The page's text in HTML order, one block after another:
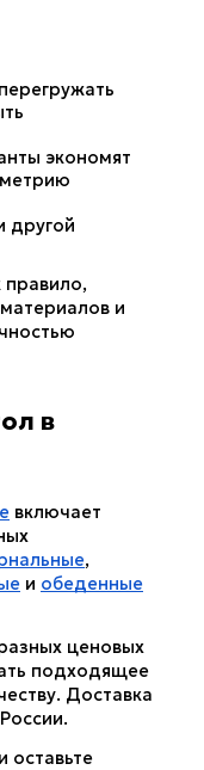
экономят
другой
правило,
и
в
включает
,
и обеденные
ценовых
подходящее
Доставка